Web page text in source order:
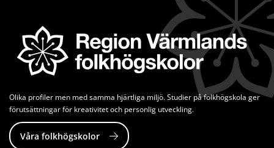
Olika profiler men med samma hjärtliga miljö. Studier på folkhögskola ger
förutsättningar för kreativitet och personlig utveckling.
Våra folkhögskolor